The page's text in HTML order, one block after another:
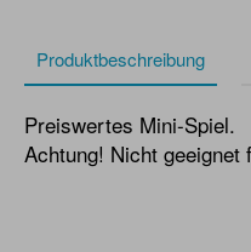
Produktbeschreibung
Preiswertes Mini-Spiel.
Achtung! Nicht geeignet